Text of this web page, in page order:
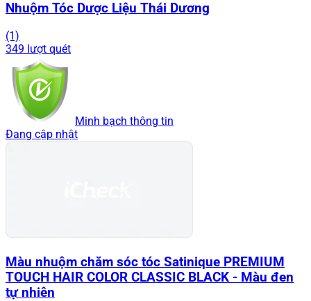
Nhuộm Tóc Dược Liệu Thái Dương
(1)
349 lượt quét
Minh bạch thông tin
Đang cập nhật
Màu nhuộm chăm sóc tóc Satinique PREMIUM
TOUCH HAIR COLOR CLASSIC BLACK - Màu đen
tự nhiên